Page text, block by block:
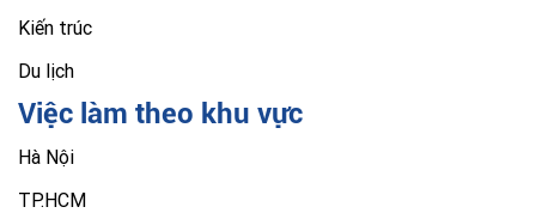
Kiến trúc
Du lịch
Việc làm theo khu vực
Hà Nội
TP.HCM